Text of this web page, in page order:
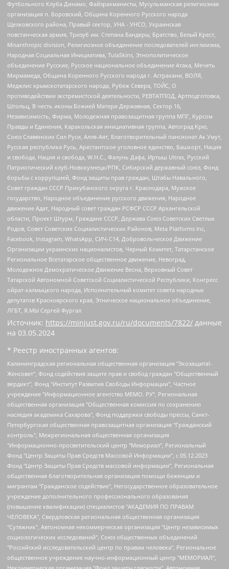
Футбольного Клуба Динамо, Файзрахманисты, Мусульманская религиозная
организация п. Боровский, Община Коренного Русского народа
Щелковского района, Правый сектор, УНА - УНСО, Украинская
повстанческая армия, Тризуб им. Степана Бандеры, Братство, Белый Крест,
Misanthropic division, Религиозное объединение последователей инглиизма,
Народная Социальная Инициатива, TulaSkins, Этнополитическое
объединение Русские, Русское национальное объединение Атака, Мечеть
Мирмамеда, Община Коренного Русского народа г. Астрахани, ВОЛЯ,
Меджлис крымскотатарского народа, Рубеж Севера, ТОЙС, О
противодействии экстремистской деятельности, РЕВТАТПОД, Артподготовка,
Штольц, В честь иконы Божией Матери Державная, Сектор 16,
Независимость, Фирма, Молодежная правозащитная группа МПГ, Курсом
Правды и Единения, Каракольская инициативная группа, Автоград Крю,
Союз Славянских Сил Руси, Алля-Аят, Благотворительный пансионат Ак Умут,
Русская республика Русь, Арестантское уголовное единство, Башкорт, Нация
и свобода, Нация и свобода, W.H.С., Фалунь Дафа, Иртыш Ultras, Русский
Патриотический клуб-Новокузнецк/РПК, Сибирский державный союз, Фонд
борьбы с коррупцией, Фонд защиты прав граждан, Штабы Навального,
Совет граждан СССР Прикубанского округа г. Краснодара, Мужское
государство, Народное объединение русского движения, Народное
движение Адат, Народный совет граждан РСФСР СССР Архангельской
области, Проект Штурм, Граждане СССР, Держава Союз Советских Светлых
Родов, Совет Советских Социалистических Районов, Meta Platforms Inc,
Facebook, Instagram, WhatsApp, СИЧ-С14, Добровольческое Движение
Организации украинских националистов, Черный Комитет, Татарстанское
Региональное Всетатарское общественное движение, Невоград,
Молодежное Демократическое Движение Весна, Верховный Совет
Татарской Автономной Советской Социалистической Республики, Конгресс
ойрат-калмыцкого народа, Исполнительный комитет совета народных
депутатов Красноярского края, Этническое национальное объединение,
ЛГБТ, Я.МЫ Сергей Фургал
Источник: https://minjust.gov.ru/ru/documents/7822/ данные
на 03.05.2024
* Реестр иностранных агентов:
Калининградская региональная общественная организация "Экозащита!-Женсовет", Фонд содействия защите прав и свобод граждан "Общественный вердикт", Фонд "Институт Развития Свободы Информации", Частное учреждение "Информационное агентство МЕМО. РУ", Региональная общественная организация "Общественная комиссия по сохранению наследия академика Сахарова", Фонд поддержки свободы прессы, Санкт-Петербургская общественная правозащитная организация "Гражданский контроль", Межрегиональная общественная организация "Информационно-просветительский центр "Мемориал", Региональный Фонд "Центр Защиты Прав Средств Массовой Информации", с 05.12.2023 Фонд "Центр Защиты Прав Средств массовой информации", Региональная общественная благотворительная организация помощи беженцам и мигрантам "Гражданское содействие", Негосударственное образовательное учреждение дополнительного профессионального образования (повышение квалификации) специалистов "АКАДЕМИЯ ПО ПРАВАМ ЧЕЛОВЕКА", Свердловская региональная общественная организация "Сутяжник", Автономная некоммерческая организация "Центр независимых социологических исследований", Союз общественных объединений "Российский исследовательский центр по правам человека", Региональное общественное учреждение научно-информационный центр "МЕМОРИАЛ", Некоммерческая организация "Фонд защиты гласности", Автономная некоммерческая организация "Институт прав человека", Городская общественная организация "Екатеринбургское общество "МЕМОРИАЛ", Городская общественная организация "Рязанское историко-просветительское и правозащитное общество "Мемориал" (Рязанский Мемориал), Челябинский региональный орган общественной самодеятельности – женское общественное объединение "Женщины Евразии", Челябинский региональный орган общественной самодеятельности "Уральская правозащитная группа", Фонд содействия защите здоровья и социальной справедливости имени Андрея Рылькова, Автономная Некоммерческая Организация "Аналитический Центр Юрия Левады", Автономная некоммерческая организация социальной поддержки населения "Проект Апрель", Региональная общественная организация помощи женщинам и детям, находящимся в кризисной ситуации "Информационно-методический центр "Анна", Фонд содействия развитию массовых коммуникаций и правовому просвещению "Так-так-Так", Фонд содействия устойчивому развитию "Серебряная тайга", Свердловский региональный общественный фонд социальных проектов "Новое время", "Idel.Реалии", Кавказ.Реалии, Крым.Реалии, Телеканал Настоящее Время, Татаро-башкирская служба Радио Свобода (Azatliq Radiosi), Радио Свободная Европа/Радио Свобода (PCE/PC), "Сибирь.Реалии", "Фактограф", Благотворительный фонд помощи осужденным и их семьям, Автономная некоммерческая организация "Институт глобализации и социальных движений", Фонд "В защиту прав заключенных", Частное учреждение "Центр поддержки и содействия развитию средств массовой информации", Пензенский региональный общественный благотворительный фонд "Гражданский союз", "Север.Реалии", Некоммерческая организация Фонд "Правовая инициатива", Общество с ограниченной ответственностью "Радио Свободная Европа/Радио Свобода", Чешское информационное агентство "MEDIUM-ORIENT", Красноярская региональная общественная организация "Мы против СПИДа", Камалягин Денис Николаевич, Маркелов Сергей Евгеньевич, Пономарев Лев Александрович, Савицкая Людмила Алексеевна, Автономная некоммерческая организация "Центр по работе с проблемой насилия "НАСИЛИЮ.НЕТ", Межрегиональный профессиональный союз работников здравоохранения "Альянс врачей", Юридическое лицо, зарегистрированное в Латвийской Республике, SIA "Medusa Project" (регистрационный номер 40103797863, дата регистрации 10.06.2014), Некоммерческая организация "Фонд по борьбе с коррупцией", Автономная некоммерческая организация "Институт права и публичной политики", Баданин Роман Сергеевич, Гликин Максим Александрович, Железнова Мария Михайловна, Лукьянова Юлия Сергеевна, Маетная Елизавета Витальевна, Маняхин Петр Борисович, Чуракова Ольга Владимировна, Ярош Юлия Петровна, Юридическое лицо "The Insider SIA", зарегистрированное в Риге, Латвийская Республика (дата регистрации 26.06.2015), являющееся администратором доменного имени интернет-издания "The Insider SIA", https://theins.ru, Постернак Алексей Евгеньевич, Рубин Михаил Аркадьевич, Анин Роман Александрович, Юридическое лицо Istories fonds, зарегистрированное в Латвийской Республике (регистрационный номер 50008295751, дата регистрации 24.02.2020), Великовский Дмитрий Александрович, Долинина Ирина Николаевна, Мароховская Алеся Алексеевна, Шлейнов Роман Юрьевич, Шмагун Олеся Валентиновна, Общество с ограниченной ответственностью "Альтаир 2021", Общество с ограниченной ответственностью "Вега 2021", Общество с ограниченной ответственностью "Главный редактор 2021", Общество с ограниченной ответственностью "Ромашки монолит", Важенков Артем Валерьевич, Ивановская областная общественная организация "Центр гендерных исследований", Гурман Юрий Альбертович, Медиапроект "ОВД-Инфо", Егоров Владимир Владимирович, Жилинский Владимир Александрович, Общество с ограниченной ответственностью "ЗП", Иванова София Юрьевна, Карезина Инна Павловна, Кильтау Екатерина Викторовна, Петров Алексей Викторович, Пискунов Сергей Евгеньевич, Смирнов Сергей Сергеевич, Тихонов Михаил Сергеевич, Общество с ограниченной ответственностью "ЖУРНАЛИСТ-ИНОСТРАННЫЙ АГЕНТ", Арапова Галина Юрьевна, Вольтская Татьяна Анатольевна, Американская компания "Mason G.E.S. Anonymous Foundation" (США), являющаяся владельцем интернет-издания https://mnews.world/, Компания "Stichting Bellingcat", зарегистрированная в Нидерландах (дата регистрации 11.07.2018), Захаров Андрей Вячеславович, Клепиковская Екатерина Дмитриевна, Общество с ограниченной ответственностью "МЕМО", Перл Роман Александрович, Симонов Евгений Алексеевич, Соловьева Елена Анатольевна, Сотников Даниил Владимирович, Сурначева Елизавета Дмитриевна, Автономная некоммерческая организация по защите прав человека и информированию населения "Якутия – Наше Мнение", Общество с ограниченной ответственностью "Москоу диджитал медиа", с 26.01.2023 Общество с ограниченной ответственностью "Чайка Белые сады", Ветошкина Валерия Валерьевна, Заговора Максим Александрович, Межрегиональное общественное движение "Российская ЛГБТ - сеть", Оленичев Максим Владимирович, Павлов Иван Юрьевич, Скворцова Елена Сергеевна, Общество с ограниченной ответственностью "Как бы инагент", Кочетков Игорь Викторович, Общество с ограниченной ответственностью "Честные выборы", Еланчик Олег Александрович, Общество с ограниченной ответственностью "Нобелевский призыв", Гималова Регина Эмилевна, Григорьев Андрей Валерьевич, Григорьева Алина Александровна, Ассоциация по содействию защите прав призывников, альтернативнослужащих и военнослужащих "Правозащитная группа "Гражданин.Армия.Право", Хисамова Регина Фаритовна, Автономная некоммерческая организация по реализации социально-правовых программ "Лилит", Дальневосточное общественное движение "Маяк", Санкт-Петербургская ЛГБТ-инициативная группа "Выход", Инициативная группа ЛГБТ+ "Реверс", Алексеев Андрей Викторович, Бекбулатова Таисия Львовна, Беляев Иван Михайлович, Владыкина Елена Сергеевна, Гельман Марат Александрович, Никульшина Вероника Юрьевна, Толоконникова Надежда Андреевна, Шендерович Виктор Анатольевич, Общество с ограниченной ответственностью "Данное сообщение", Общество с ограниченной ответственностью Издательский дом "Новая глава", Айнбиндер Александра Александровна, Московский комьюнити-центр для ЛГБТ+инициатив, Благотворительный фонд развития филантропии, Deutsche Welle (Германия, Kurt-Schumacher-Strasse 3, 53113 Bonn), Борзунова Мария Михайловна, Воробьев Виктор Викторович, Голубева Анна Львовна, Константинова Алла Михайловна, Малкова Ирина Владимировна, Мурадов Мурад Абдулгалимович, Осетинская Елизавета Николаевна, Понасенков Евгений Николаевич, Ганапольский Матвей Юрьевич, Киселев Евгений Алексеевич, Борухович Ирина Григорьевна, Дремин Иван Тимофеевич, Дубровский Дмитрий Викторович, Красноярская региональная общественная организация поддержки и развития альтернативных образовательных технологий и межкультурных коммуникаций "ИНТЕРРА", Маяковская Екатерина Алексеевна, Фейгин Марк Захарович, Филимонов Андрей Викторович, Дзугкоева Регина Николаевна, Доброхотов Роман Александрович, Дудь Юрий Александрович, Елкин Сергей Владимирович, Кругликов Кирилл Игоревич, Сабунаева Мария Леонидовна, Семенов Алексей Владимирович, Шаинян Карен Багратович, Шульман Екатерина Михайловна, Асафьев Артур Валерьевич, Вахштайн Виктор Семенович, Венедиктов Алексей Алексеевич, Лушникова Екатерина Евгеньевна, Волков Леонид Михайлович, Невзоров Александр Глебович, Пархоменко Сергей Борисович, Сироткин Ярослав Николаевич, Кара-Мурза Владимир Владимирович, Баранова Наталья Владимировна, Гозман Леонид Яковлевич, Кагарлицкий Борис Юльевич, Климарев Михаил Валерьевич, Милов Владимир Станиславович, Автономная некоммерческая организация Краснодарский центр современного искусства "Типография", Моргенштерн Алишер Тагирович, Соболь Любовь Эдуардовна, Общество с ограниченной ответственностью "ЛИЗА НОРМ", Каспаров Гарри Кимович, Ходорковский Михаил Борисович, Общество с ограниченной ответственностью "Апрельские тезисы", Данилович Ирина Брониславовна, Кашин Олег Владимирович, Петров Николай Владимирович, Пивоваров Алексей Владимирович, Соколов Михаил Владимирович, Цветкова Юлия Владимировна, Чичваркин Евгений Александрович, Комитет против пыток/Команда против пыток, Общество с ограниченной ответственностью "Первый научный", Общество с ограниченной ответственностью "Вертолет и ко", Белоцерковская Вероника Борисовна, Кац Максим Евгеньевич, Лазарева Татьяна Юрьевна, Шаведдинов Руслан Табризович, Яшин Илья Валерьевич, Общество с ограниченной ответственностью "Иноагент ААВ", Алешковский Дмитрий Петрович, Альбац Евгения Марковна, Быков Дмитрий Львович, Галямина Юлия Евгеньевна, Лойко Сергей Леонидович, Мартынов Кирилл Константинович, Медведев Сергей Александрович, Крашенинников Федор Геннадиевич, Гордеева Катерина Вл